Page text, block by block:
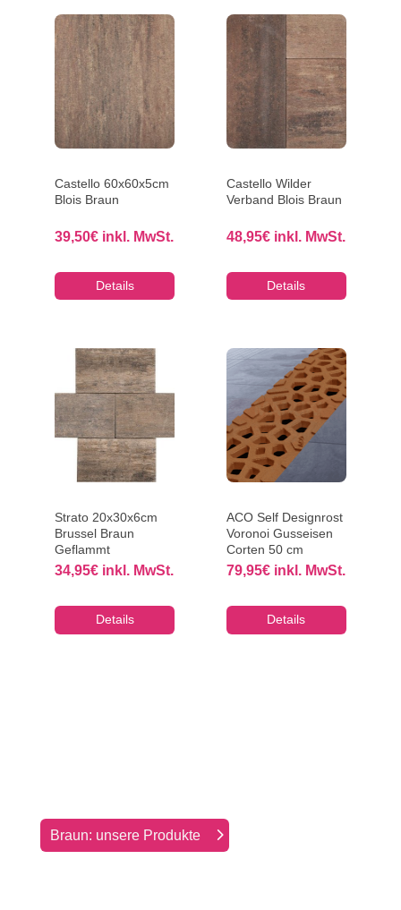
Castello 60x60x5cm
Blois Braun
39,50€ inkl. MwSt.
Details
Castello Wilder
Verband Blois Braun
48,95€ inkl. MwSt.
Details
Strato 20x30x6cm
Brussel Braun
Geflammt
34,95€ inkl. MwSt.
Details
ACO Self Designrost
Voronoi Gusseisen
Corten 50 cm
79,95€ inkl. MwSt.
Details
Braun: unsere Produkte